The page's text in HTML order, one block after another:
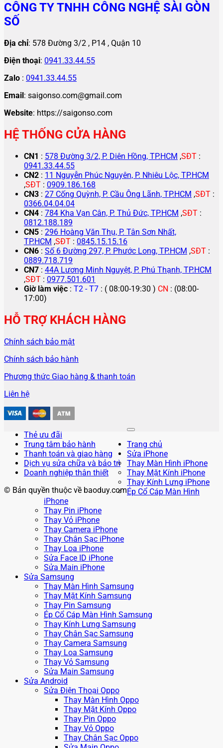
CÔNG TY TNHH CÔNG NGHỆ SÀI GÒN
SỐ
Địa chỉ: 578 Đường 3/2 , P14 , Quận 10
Điện thoại: 0941.33.44.55
Zalo : 0941.33.44.55
Email : saigonso.com@gmail.com
Website: https://saigonso.com
HỆ THỐNG CỬA HÀNG
CN1 : 578 Đường 3/2, P. Diên Hồng, TP.HCM ,SĐT :
0941.33.44.55
CN2 : 11 Nguyễn Phúc Nguyên, P. Nhiêu Lộc, TP.HCM
,SĐT : 0909.186.168
CN3 : 27 Cống Quỳnh, P. Cầu Ông Lãnh, TP.HCM ,SĐT :
0366.04.04.04
CN4 : 784 Kha Vạn Cân, P. Thủ Đức, TP.HCM ,SĐT :
0812.188.189
CN5 : 296 Hoàng Văn Thụ, P. Tân Sơn Nhất,
TP.HCM ,SĐT : 0845.15.15.16
CN6 : Số 6 Đường 297, P. Phước Long, TP.HCM ,SĐT :
0889.718.719
CN7 : 44A Lương Minh Nguyệt, P. Phú Thạnh, TP.HCM
,SĐT : 0977.501.601
Giờ làm việc : T2 - T7 : ( 08:00-19:30 ) CN : (08:00-
17:00)
HỖ TRỢ KHÁCH HÀNG
Chính sách bảo mật
Chính sách bảo hành
Phương thức Giao hàng & thanh toán
Liên hệ
Thẻ ưu đãi
Trung tâm bảo hành
Thanh toán và giao hàng
Dịch vụ sửa chữa và bảo trì
Doanh nghiệp thân thiết
© Bản quyền thuộc về baoduy.com
Trang chủ
Sửa iPhone
Thay Màn Hình iPhone
Thay Mặt Kính iPhone
Thay Kính Lưng iPhone
Ép Cổ Cáp Màn Hình
iPhone
Thay Pin iPhone
Thay Vỏ iPhone
Thay Camera iPhone
Thay Chân Sạc iPhone
Thay Loa iPhone
Sửa Face ID iPhone
Sửa Main iPhone
Sửa Samsung
Thay Màn Hình Samsung
Thay Mặt Kính Samsung
Thay Pin Samsung
Ép Cổ Cáp Màn Hình Samsung
Thay Kính Lưng Samsung
Thay Chân Sạc Samsung
Thay Camera Samsung
Thay Loa Samsung
Thay Vỏ Samsung
Sửa Main Samsung
Sửa Android
Sửa Điện Thoại Oppo
Thay Màn Hình Oppo
Thay Mặt Kính Oppo
Thay Pin Oppo
Thay Vỏ Oppo
Thay Chân Sạc Oppo